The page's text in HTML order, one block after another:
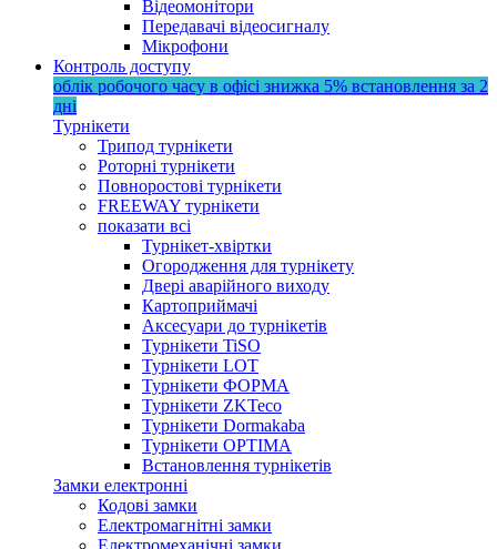
Відеомонітори
Передавачі відеосигналу
Мікрофони
Контроль доступу
облік робочого часу в офісі знижка 5% встановлення за 2
дні
Турнікети
Трипод турнікети
Роторні турнікети
Повноростові турнікети
FREEWAY турнікети
показати всі
Турнікет-хвіртки
Огородження для турнікету
Двері аварійного виходу
Картоприймачі
Аксесуари до турнікетів
Турнікети TiSO
Турнікети LOT
Турнікети ФОРМА
Турнікети ZKTeco
Турнікети Dormakaba
Турнікети OPTIMA
Встановлення турнікетів
Замки електронні
Кодові замки
Електромагнітні замки
Електромеханічні замки